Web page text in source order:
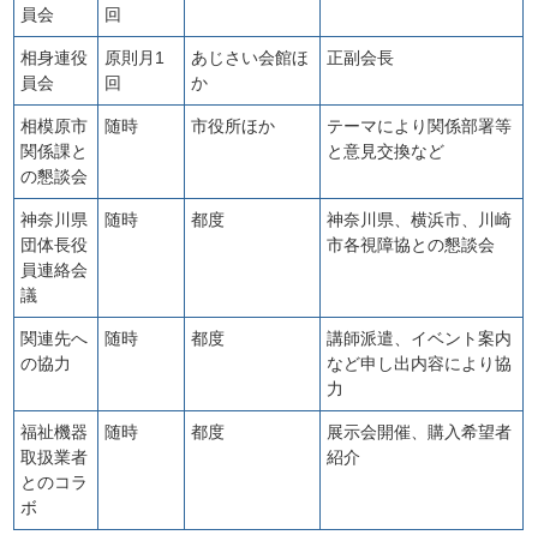
員会
回
相身連役
員会
原則月1
回
あじさい会館ほ
か
正副会長
相模原市
関係課と
の懇談会
随時 市役所ほか
テーマにより関係部署等
と意見交換など
神奈川県
団体長役
員連絡会
議
随時 都度
神奈川県、横浜市、川崎
市各視障協との懇談会
関連先へ
の協力
随時 都度
講師派遣、イベント案内
など申し出内容により協
力
福祉機器
取扱業者
とのコラ
ボ
随時 都度
展示会開催、購入希望者
紹介